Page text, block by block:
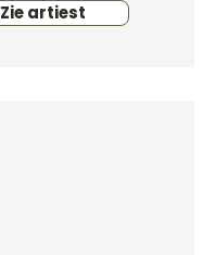
Zie artiest